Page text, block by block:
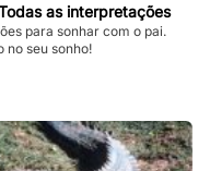
as interpretações
para sonhar com o pai.
no seu sonho!